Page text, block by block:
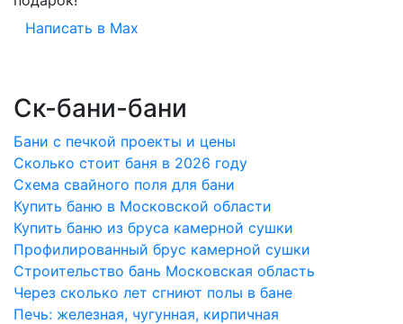
Написать в Max
Ск-бани-бани
Бани с печкой проекты и цены
Сколько стоит баня в 2026 году
Схема свайного поля для бани
Купить баню в Московской области
Купить баню из бруса камерной сушки
Профилированный брус камерной сушки
Строительство бань Московская область
Через сколько лет сгниют полы в бане
Печь: железная, чугунная, кирпичная